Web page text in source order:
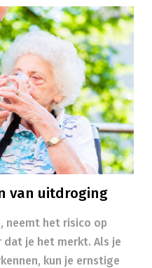
van uitdroging
neemt het risico op
je het merkt. Als je
kun je ernstige